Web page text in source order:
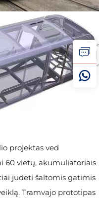
projektas ved
60 vietų, akumuliatoriais
judėti šaltomis gatimis
Tramvajo prototipas